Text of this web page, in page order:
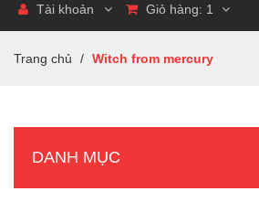
Tài khoản Giỏ hàng: 1
Trang chủ / Witch from mercury
DANH MỤC